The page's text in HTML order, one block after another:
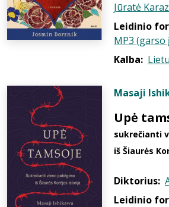
Jūratė
Leidinio
MP3 (garso
Kalba:
Masaji
Upė
sukrečianti
iš Šiaurės
Diktorius:
Leidinio